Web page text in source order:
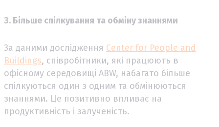
3. Більше спілкування та обміну знаннями
За даними дослідження Center for People and
Buildings, співробітники, які працюють в
офісному середовищі ABW, набагато більше
спілкуються один з одним та обмінюються
знаннями. Це позитивно впливає на
продуктивність і залученість.